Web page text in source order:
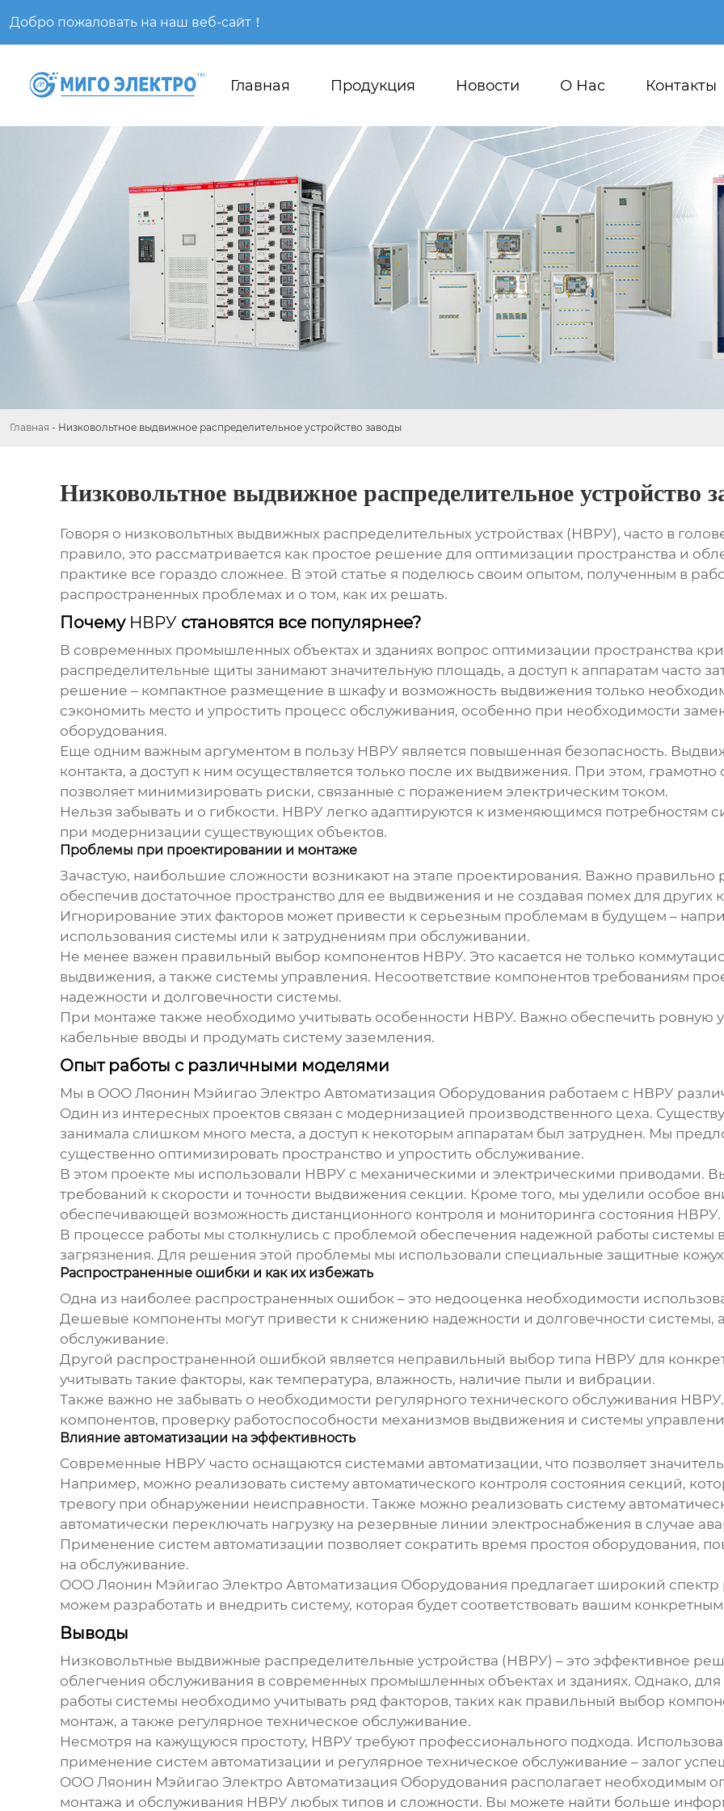
Добро пожаловать на наш веб-сайт！
Главная Продукция Новости О Hас Контакты
Главная - Низковольтное выдвижное распределительное устройство заводы
Низковольтное выдвижное распределительное устройство
Говоря о низковольтных выдвижных распределительных устройствах (НВРУ), часто в
правило, это рассматривается как простое решение для оптимизации пространства и
практике все гораздо сложнее. В этой статье я поделюсь своим опытом, полученным в
распространенных проблемах и о том, как их решать.
Почему НВРУстановятся все популярнее?
В современных промышленных объектах и зданиях вопрос оптимизации пространства
распределительные щиты занимают значительную площадь, а доступ к аппаратам часто
решение – компактное размещение в шкафу и возможность выдвижения только
сэкономить место и упростить процесс обслуживания, особенно при необходимости
оборудования.
Еще одним важным аргументом в пользу НВРУ является повышенная безопасность.
контакта, а доступ к ним осуществляется только после их выдвижения. При этом,
позволяет минимизировать риски, связанные с поражением электрическим током.
Нельзя забывать и о гибкости. НВРУ легко адаптируются к изменяющимся потребностям
при модернизации существующих объектов.
Проблемы при проектировании и монтаже
Зачастую, наибольшие сложности возникают на этапе проектирования. Важно правильно
обеспечив достаточное пространство для ее выдвижения и не создавая помех для
Игнорирование этих факторов может привести к серьезным проблемам в будущем –
использования системы или к затруднениям при обслуживании.
Не менее важен правильный выбор компонентов НВРУ. Это касается не только
выдвижения, а также системы управления. Несоответствие компонентов требованиям
надежности и долговечности системы.
При монтаже также необходимо учитывать особенности НВРУ. Важно обеспечить ровную
кабельные вводы и продумать систему заземления.
Опыт работы с различными моделями
Мы в ООО Ляонин Мэйигао Электро Автоматизация Оборудования работаем с НВРУ
Один из интересных проектов связан с модернизацией производственного цеха.
занимала слишком много места, а доступ к некоторым аппаратам был затруднен. Мы
существенно оптимизировать пространство и упростить обслуживание.
В этом проекте мы использовали НВРУ с механическими и электрическими приводами.
требований к скорости и точности выдвижения секции. Кроме того, мы уделили особое
обеспечивающей возможность дистанционного контроля и мониторинга состояния НВРУ.
В процессе работы мы столкнулись с проблемой обеспечения надежной работы
загрязнения. Для решения этой проблемы мы использовали специальные защитные
Распространенные ошибки и как их избежать
Одна из наиболее распространенных ошибок – это недооценка необходимости
Дешевые компоненты могут привести к снижению надежности и долговечности системы,
обслуживание.
Другой распространенной ошибкой является неправильный выбор типа НВРУ для
учитывать такие факторы, как температура, влажность, наличие пыли и вибрации.
Также важно не забывать о необходимости регулярного технического обслуживания НВРУ
компонентов, проверку работоспособности механизмов выдвижения и системы
Влияние автоматизации на эффективность
Современные НВРУ часто оснащаются системами автоматизации, что позволяет
Например, можно реализовать систему автоматического контроля состояния секций,
тревогу при обнаружении неисправности. Также можно реализовать систему
автоматически переключать нагрузку на резервные линии электроснабжения в случае
Применение систем автоматизации позволяет сократить время простоя оборудования,
на обслуживание.
ООО Ляонин Мэйигао Электро Автоматизация Оборудования предлагает широкий
можем разработать и внедрить систему, которая будет соответствовать вашим
Выводы
Низковольтные выдвижные распределительные устройства (НВРУ) – это эффективное
облегчения обслуживания в современных промышленных объектах и зданиях. Однако,
работы системы необходимо учитывать ряд факторов, таких как правильный выбор
монтаж, а также регулярное техническое обслуживание.
Несмотря на кажущуюся простоту, НВРУ требуют профессионального подхода.
применение систем автоматизации и регулярное техническое обслуживание – залог
ООО Ляонин Мэйигао Электро Автоматизация Оборудования располагает необходимым
монтажа и обслуживания НВРУ любых типов и сложности. Вы можете найти больше